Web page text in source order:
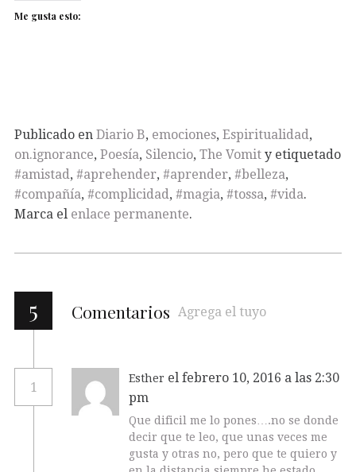
Me gusta esto:
Publicado en Diario B, emociones, Espiritualidad,
on.ignorance, Poesía, Silencio, The Vomit y etiquetado
#amistad, #aprehender, #aprender, #belleza,
#compañía, #complicidad, #magia, #tossa, #vida.
Marca el enlace permanente.
5 Comentarios Agrega el tuyo
1
Esther el febrero 10, 2016 a las 2:30
pm
Que dificil me lo pones….no se donde
decir que te leo, que unas veces me
gusta y otras no, pero que te quiero y